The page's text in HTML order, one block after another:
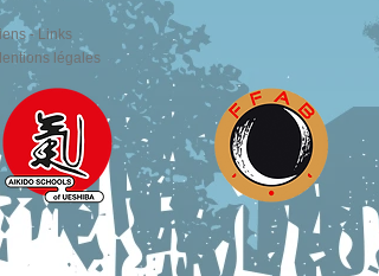
- Links
légales